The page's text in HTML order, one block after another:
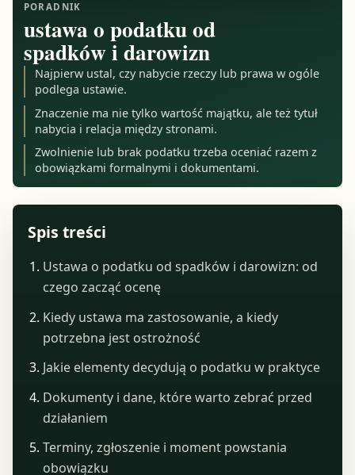
PORADNIK
ustawa o podatku od
spadków i darowizn
Najpierw ustal, czy nabycie rzeczy lub prawa w ogóle
podlega ustawie.
Znaczenie ma nie tylko wartość majątku, ale też tytuł
nabycia i relacja między stronami.
Zwolnienie lub brak podatku trzeba oceniać razem z
obowiązkami formalnymi i dokumentami.
Spis treści
Ustawa o podatku od spadków i darowizn: od
czego zacząć ocenę
Kiedy ustawa ma zastosowanie, a kiedy
potrzebna jest ostrożność
Jakie elementy decydują o podatku w praktyce
Dokumenty i dane, które warto zebrać przed
działaniem
Terminy, zgłoszenie i moment powstania
obowiązku